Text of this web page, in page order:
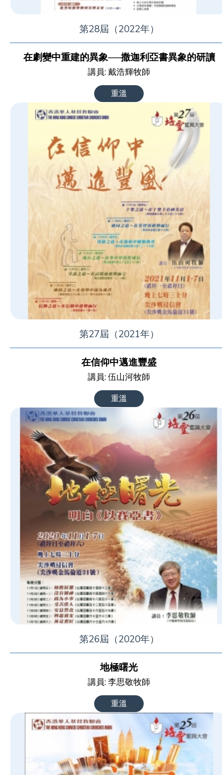
第28屆（2022年）
在劇變中重建的異象──撒迦利亞書異象的研讀
講員: 戴浩輝牧師
重溫
第27屆（2021年）
在信仰中邁進豐盛
講員: 伍山河牧師
重溫
第26屆（2020年）
地極曙光
講員: 李思敬牧師
重溫